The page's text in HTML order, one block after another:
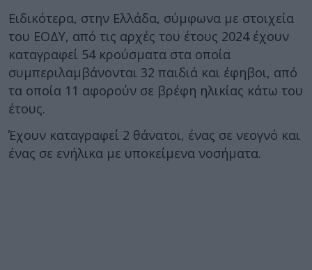
Ειδικότερα, στην Ελλάδα, σύμφωνα με στοιχεία
του ΕΟΔΥ, από τις αρχές του έτους 2024 έχουν
καταγραφεί 54 κρούσματα στα οποία
συμπεριλαμβάνονται 32 παιδιά και έφηβοι, από
τα οποία 11 αφορούν σε βρέφη ηλικίας κάτω του
έτους.
Έχουν καταγραφεί 2 θάνατοι, ένας σε νεογνό και
ένας σε ενήλικα με υποκείμενα νοσήματα.